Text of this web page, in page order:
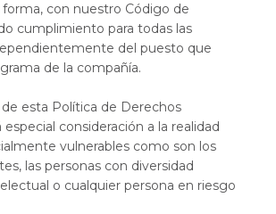
con nuestro Código de
cumplimiento para todas las
del puesto que
de la compañía.
esta Política de Derechos
consideración a la realidad
vulnerables como son los
las personas con diversidad
o cualquier persona en riesgo